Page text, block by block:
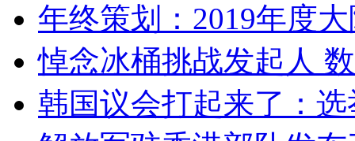
年终策划：2019年度
悼念冰桶挑战发起人
韩国议会打起来了：